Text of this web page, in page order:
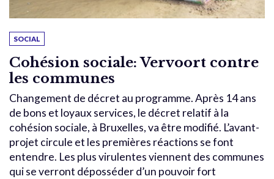
SOCIAL
Cohésion sociale: Vervoort contre
les communes
Changement de décret au programme. Après 14 ans
de bons et loyaux services, le décret relatif à la
cohésion sociale, à Bruxelles, va être modifié. L’avant-
projet circule et les premières réactions se font
entendre. Les plus virulentes viennent des communes
qui se verront déposséder d’un pouvoir fort